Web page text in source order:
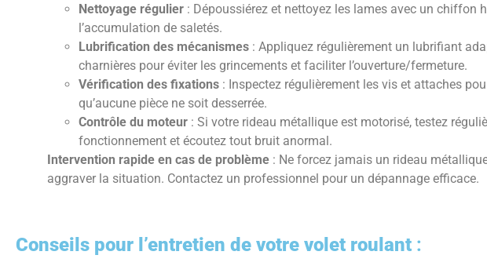
Nettoyage régulier : Dépoussiérez et nettoyez les lames avec un chiffon
l’accumulation de saletés.
Lubrification des mécanismes : Appliquez régulièrement un lubrifiant
charnières pour éviter les grincements et faciliter l’ouverture/fermeture.
Vérification des fixations : Inspectez régulièrement les vis et attaches
qu’aucune pièce ne soit desserrée.
Contrôle du moteur : Si votre rideau métallique est motorisé, testez
fonctionnement et écoutez tout bruit anormal.
Intervention rapide en cas de problème : Ne forcez jamais un rideau
aggraver la situation. Contactez un professionnel pour un dépannage efficace.
Conseils pour l’entretien de votre volet roulant :